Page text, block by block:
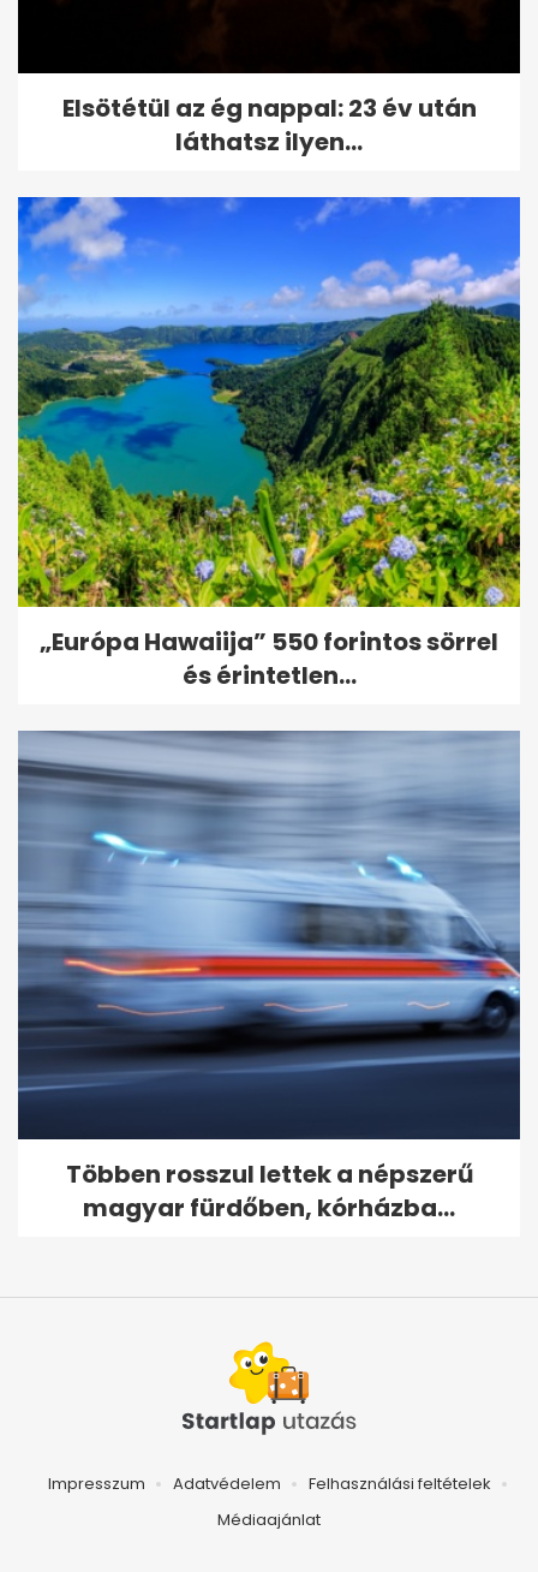
Elsötétül az ég nappal: 23 év után
láthatsz ilyen...
„Európa Hawaiija” 550 forintos sörrel
és érintetlen...
Többen rosszul lettek a népszerű
magyar fürdőben, kórházba...
Impresszum Adatvédelem
Felhasználási feltételek
Médiaajánlat